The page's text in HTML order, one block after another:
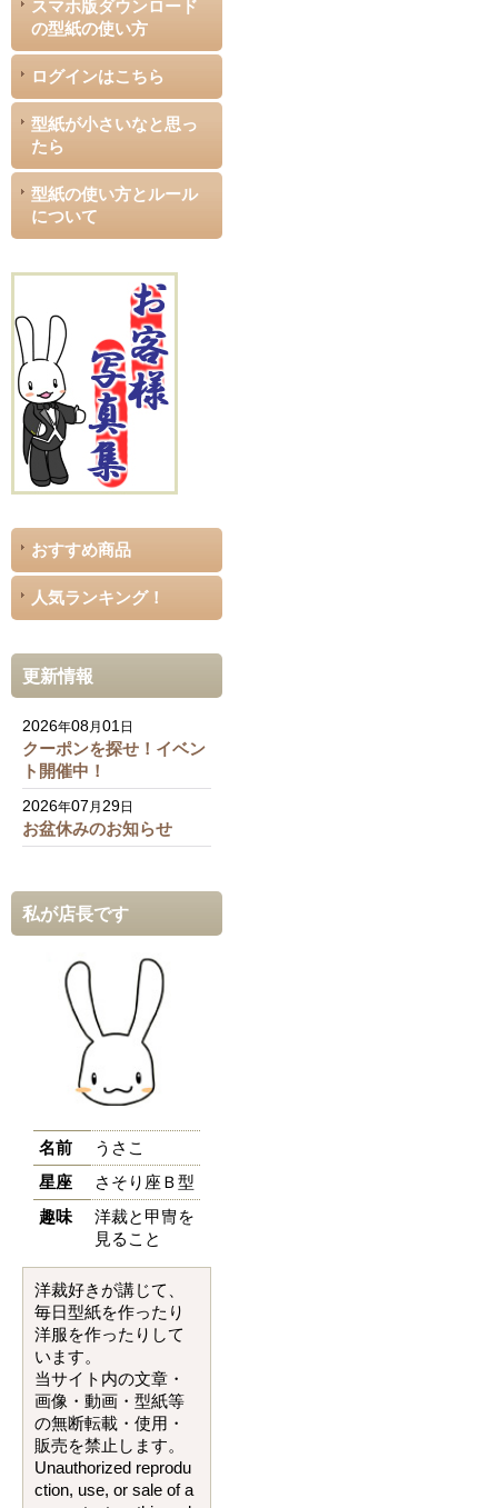
スマホ版ダウンロード
の型紙の使い方
ログインはこちら
型紙が小さいなと思っ
たら
型紙の使い方とルール
について
おすすめ商品
人気ランキング！
更新情報
2026年08月01 日
クーポンを探せ！イベン
ト開催中！
2026年07 月 29日
お盆休みのお知らせ
私が店長です
名前
うさこ
星座
さそり座Ｂ型
趣味
洋裁と甲冑を
見ること
洋裁好きが講じて、
毎日型紙を作ったり
洋服を作ったりして
います。
当サイト内の文章・
画像・動画・型紙等
の無断転載・使用・
販売を禁止します。
Unauthorized reprodu
ction, use, or sale of a